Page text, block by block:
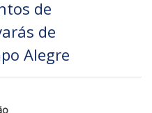
de
de
Alegre